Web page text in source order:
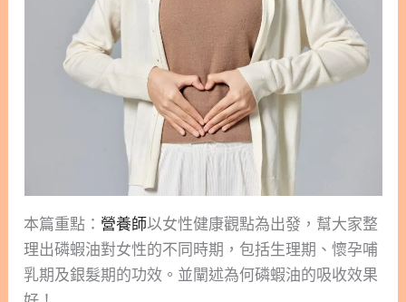
本篇重點： 營養師以女性健康觀點為出發，幫大家整
理出磷蝦油對女性的不同時期，包括生理期、懷孕哺
乳期及銀髮期的功效。並闡述為何磷蝦油的吸收效果